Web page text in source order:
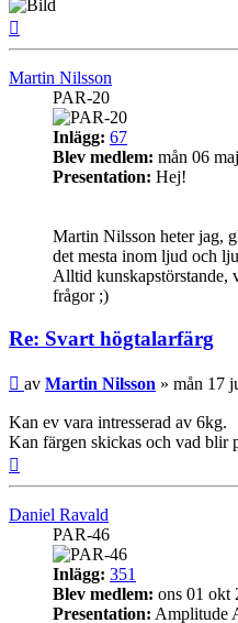
Martin Nilsson
PAR-20
Inlägg: 67
Blev medlem: mån 06
Presentation: Hej!
Martin Nilsson heter jag,
det mesta inom ljud och
Alltid kunskapstörstande,
frågor ;)
Re: Svart högtalarfärg
Inlägg
av Martin Nilsson » mån 17
Kan ev vara intresserad av 6kg.
Kan färgen skickas och vad blir
Daniel Ravald
PAR-46
Inlägg: 351
Blev medlem: ons 01 okt
Presentation: Amplitude